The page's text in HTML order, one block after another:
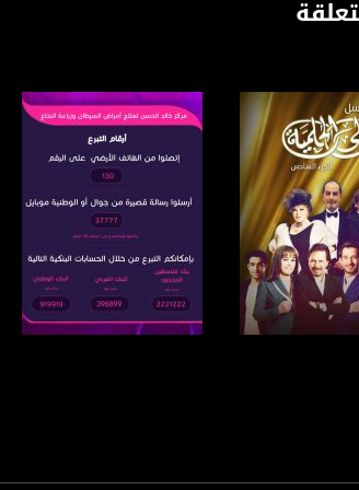
https://www.youtube.com/channel/UCwJbDUmIxc-
https://www.pinterest.com/
https://vimeo.com/
posts/p/